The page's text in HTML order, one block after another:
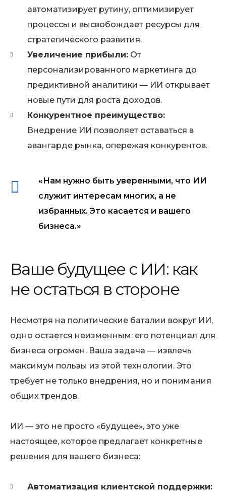
автоматизирует рутину, оптимизирует
процессы и высвобождает ресурсы для
стратегического развития.
Увеличение прибыли: От
персонализированного маркетинга до
предиктивной аналитики — ИИ открывает
новые пути для роста доходов.
Конкурентное преимущество:
Внедрение ИИ позволяет оставаться в
авангарде рынка, опережая конкурентов.
«Нам нужно быть уверенными, что ИИ
служит интересам многих, а не
избранных. Это касается и вашего
бизнеса.»
Ваше будущее с ИИ: как
не остаться в стороне
Несмотря на политические баталии вокруг ИИ,
одно остается неизменным: его потенциал для
бизнеса огромен. Ваша задача — извлечь
максимум пользы из этой технологии. Это
требует не только внедрения, но и понимания
общих трендов.
ИИ — это не просто «будущее», это уже
настоящее, которое предлагает конкретные
решения для вашего бизнеса:
Автоматизация клиентской поддержки: